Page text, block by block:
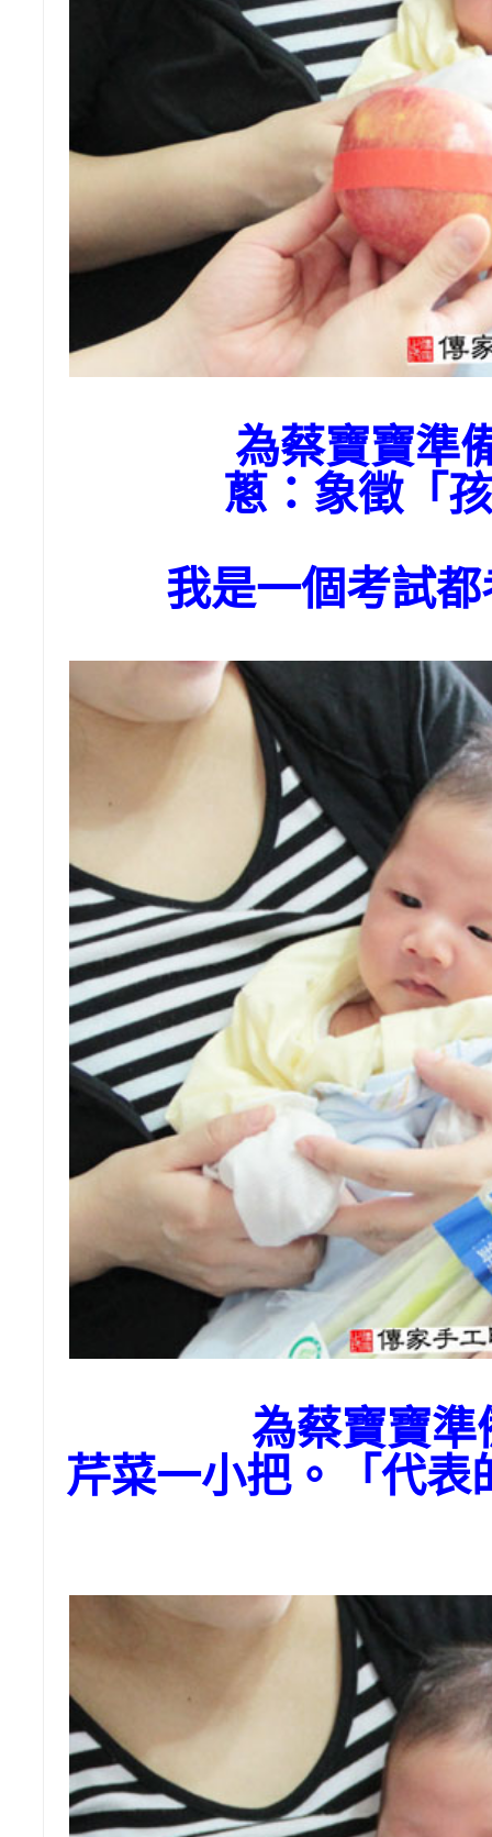
為蔡寶寶準
蔥：象徵「
我是一個考試
為蔡寶寶
芹菜一小把。「代表